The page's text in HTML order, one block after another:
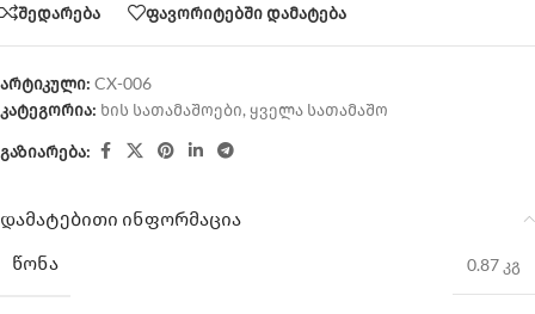
შედარება ფავორიტებში დამატება
არტიკული: CX-006
კატეგორია: ხის სათამაშოები, ყველა სათამაშო
გაზიარება:
დამატებითი ინფორმაცია
ᲬᲝᲜᲐ
0.87 კგ